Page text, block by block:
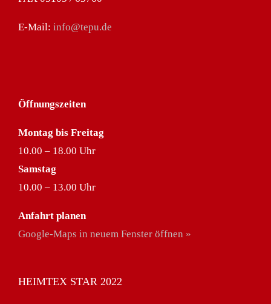
E-Mail: info@tepu.de
Öffnungszeiten
Montag bis Freitag
10.00 – 18.00 Uhr
Samstag
10.00 – 13.00 Uhr
Anfahrt planen
Google-Maps in neuem Fenster öffnen »
HEIMTEX STAR 2022